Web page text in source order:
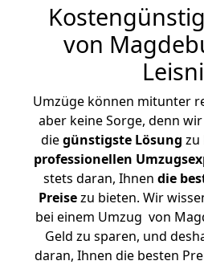
von
Umzüge können mitunter
aber keine Sorge, denn
diegünstigste Lösung zu
professionellen
stets daran, Ihnen die
Preisezu bieten. Wir
bei einem Umzug von
Geld zu sparen, und
daran, Ihnen die besten